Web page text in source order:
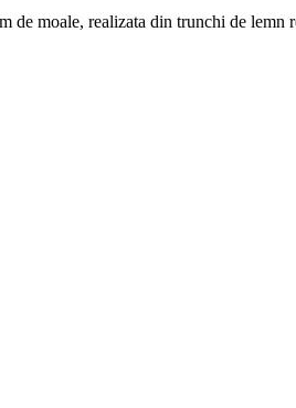
moale, realizata din trunchi de lemn